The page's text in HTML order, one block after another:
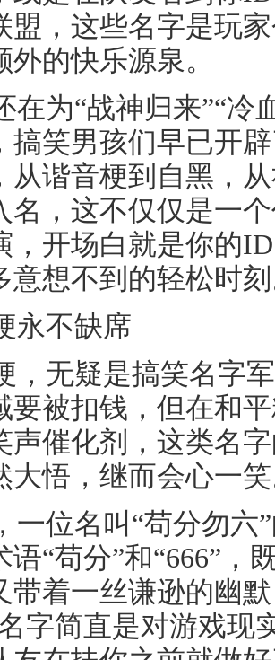
盟，这些名字是玩
的快乐源泉。
在为“战神归来”“冷
搞笑男孩们早已开
从谐音梗到自黑，
名，这不仅仅是一
，开场白就是你的
意想不到的轻松时
永不缺席
，无疑是搞笑名字
要被扣钱，但在和
声催化剂，这类名
大悟，继而会心一
一位名叫“苟分勿六
语“苟分”和“666”，
带着一丝谦逊的幽
字简直是对游戏现